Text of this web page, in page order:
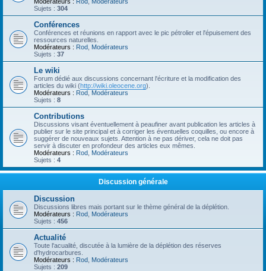
Sujets : 304
Conférences
Conférences et réunions en rapport avec le pic pétrolier et l'épuisement des
ressources naturelles.
Modérateurs : Rod Modérateurs
Sujets : 37
Le wiki
Forum dédié aux discussions concernant l'écriture et la modification des
articles du wiki (http://wiki.oleocene.org).
Modérateurs : Rod Modérateurs
Sujets : 8
Contributions
Discussions visant éventuellement à peaufiner avant publication les articles à
publier sur le site principal et à corriger les éventuelles coquilles, ou encore à
suggérer de nouveaux sujets. Attention à ne pas dériver, cela ne doit pas
servir à discuter en profondeur des articles eux mêmes.
Modérateurs : Rod Modérateurs
Sujets : 4
Discussion générale
Discussion
Discussions libres mais portant sur le thème général de la déplétion.
Modérateurs : Rod Modérateurs
Sujets : 456
Actualité
Toute l'acualité, discutée à la lumière de la déplétion des réserves
d'hydrocarbures.
Modérateurs : Rod Modérateurs
Sujets : 209